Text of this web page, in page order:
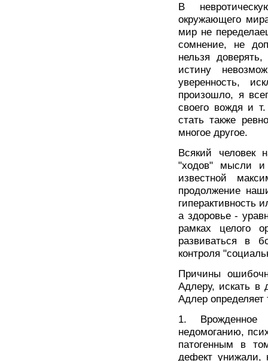
В
окружающего
мир не
сомнение, не
нельзя
истину
уверенность,
произошло, я
своего вождя и т.
стать также
многое другое.
Всякий человек
"ходов" мысли
известной
продолжение
гиперактивность
а здоровье -
рамках целого
развиваться в
контроля
Причины
Адлеру, искать в
Адлер определяет
1. Врожденное
недомоганию,
патогенным в
дефект унижали,